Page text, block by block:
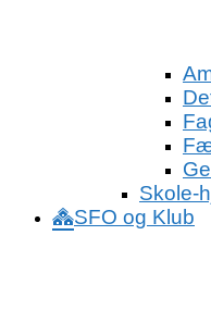
Skole-
SFO og Klub